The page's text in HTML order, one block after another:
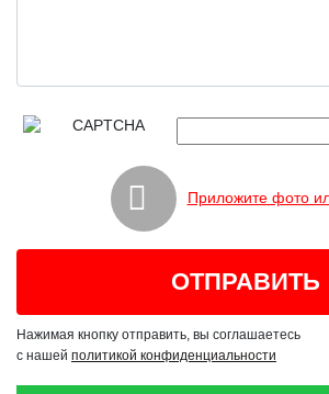
Приложите фото
Нажимая кнопку отправить, вы соглашаетесь
с нашей политикой конфиденциальности